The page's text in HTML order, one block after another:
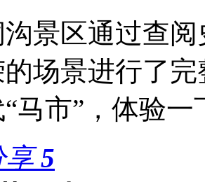
景区通过查
场景进行了
马市”，体验
享5